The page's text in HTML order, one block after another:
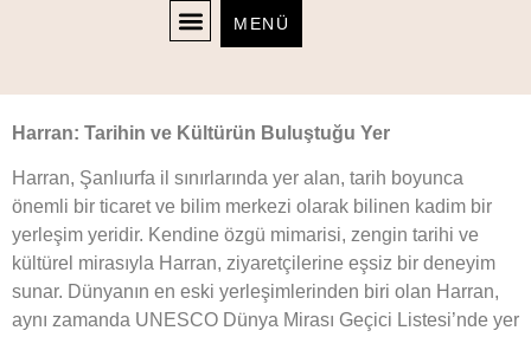
MENÜ
Harran: Tarihin ve Kültürün Buluştuğu Yer
Harran, Şanlıurfa il sınırlarında yer alan, tarih boyunca
önemli bir ticaret ve bilim merkezi olarak bilinen kadim bir
yerleşim yeridir. Kendine özgü mimarisi, zengin tarihi ve
kültürel mirasıyla Harran, ziyaretçilerine eşsiz bir deneyim
sunar. Dünyanın en eski yerleşimlerinden biri olan Harran,
aynı zamanda UNESCO Dünya Mirası Geçici Listesi’nde yer